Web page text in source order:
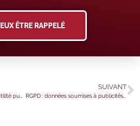
ÊTRE RAPPELÉ
SUIVANT
RGPD : données soumises à publicités et droit à l’effacement